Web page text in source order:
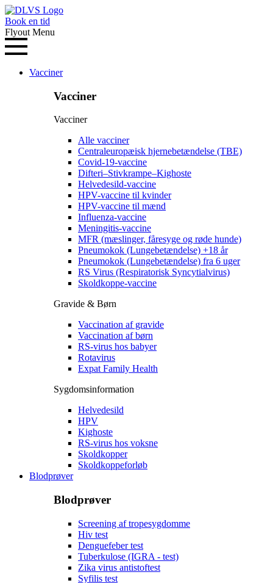
Book en tid
Flyout Menu
Vacciner
Vacciner
Vacciner
Alle vacciner
Centraleuropæisk hjernebetændelse (TBE)
Covid-19-vaccine
Difteri–Stivkrampe–Kighoste
Helvedesild-vaccine
HPV-vaccine til kvinder
HPV-vaccine til mænd
Influenza-vaccine
Meningitis-vaccine
MFR (mæslinger, fåresyge og røde hunde)
Pneumokok (Lungebetændelse) +18 år
Pneumokok (Lungebetændelse) fra 6 uger
RS Virus (Respiratorisk Syncytialvirus)
Skoldkoppe-vaccine
Gravide & Børn
Vaccination af gravide
Vaccination af børn
RS-virus hos babyer
Rotavirus
Expat Family Health
Sygdomsinformation
Helvedesild
HPV
Kighoste
RS-virus hos voksne
Skoldkopper
Skoldkoppeforløb
Blodprøver
Blodprøver
Screening af tropesygdomme
Hiv test
Denguefeber test
Tuberkulose (IGRA - test)
Zika virus antistoftest
Syfilis test